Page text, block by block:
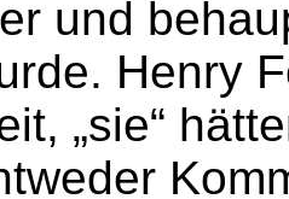
und
Henry
„sie“